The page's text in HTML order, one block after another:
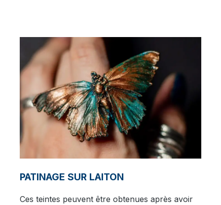
PATINAGE SUR LAITON
Ces teintes peuvent être obtenues après avoir